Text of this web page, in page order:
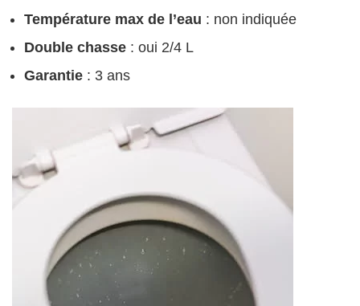
Température max de l’eau : non indiquée
Double chasse : oui 2/4 L
Garantie : 3 ans